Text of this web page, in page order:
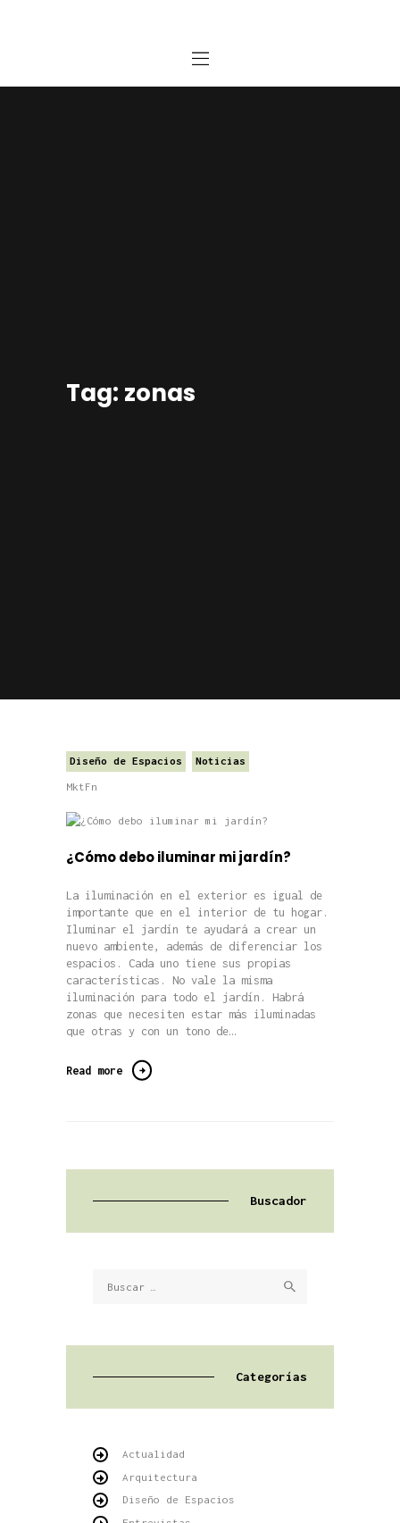
Tag: zonas
Diseño de Espacios Noticias
MktFn
¿Cómo debo iluminar mi jardín?
La iluminación en el exterior es igual de
importante que en el interior de tu hogar.
Iluminar el jardín te ayudará a crear un
nuevo ambiente, además de diferenciar los
espacios. Cada uno tiene sus propias
características. No vale la misma
iluminación para todo el jardín. Habrá
zonas que necesiten estar más iluminadas
que otras y con un tono de…
Read more
Buscador
Categorías
Actualidad
Arquitectura
Diseño de Espacios